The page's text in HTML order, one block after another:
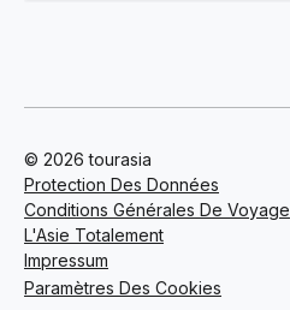
© 2026 tourasia
Protection Des Données
Conditions Générales De Voyage
L'Asie Totalement
Impressum
Paramètres Des Cookies